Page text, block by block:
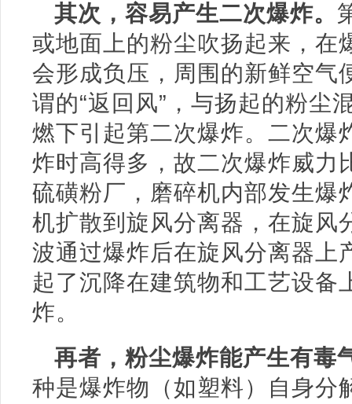
其次，容易产生二次爆炸。
或地面上的粉尘吹扬起来，在
会形成负压，周围的新鲜空气
谓的“返回风”，与扬起的粉尘
燃下引起第二次爆炸。二次爆
炸时高得多，故二次爆炸威力
硫磺粉厂，磨碎机内部发生爆
机扩散到旋风分离器，在旋风
波通过爆炸后在旋风分离器上
起了沉降在建筑物和工艺设备
炸。
再者，粉尘爆炸能产生有毒
种是爆炸物（如塑料）自身分